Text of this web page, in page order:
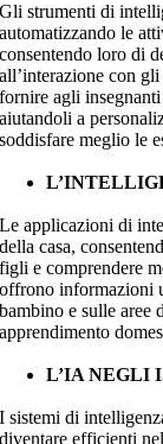
Gli strumenti di
automatizzando le
consentendo loro di
all’interazione con
fornire agli
aiutandoli a
soddisfare meglio le
Le applicazioni di
della casa,
figli e comprendere
offrono informazioni
bambino e sulle aree
apprendimento
L’IA NEGLI
I sistemi di
diventare efficienti